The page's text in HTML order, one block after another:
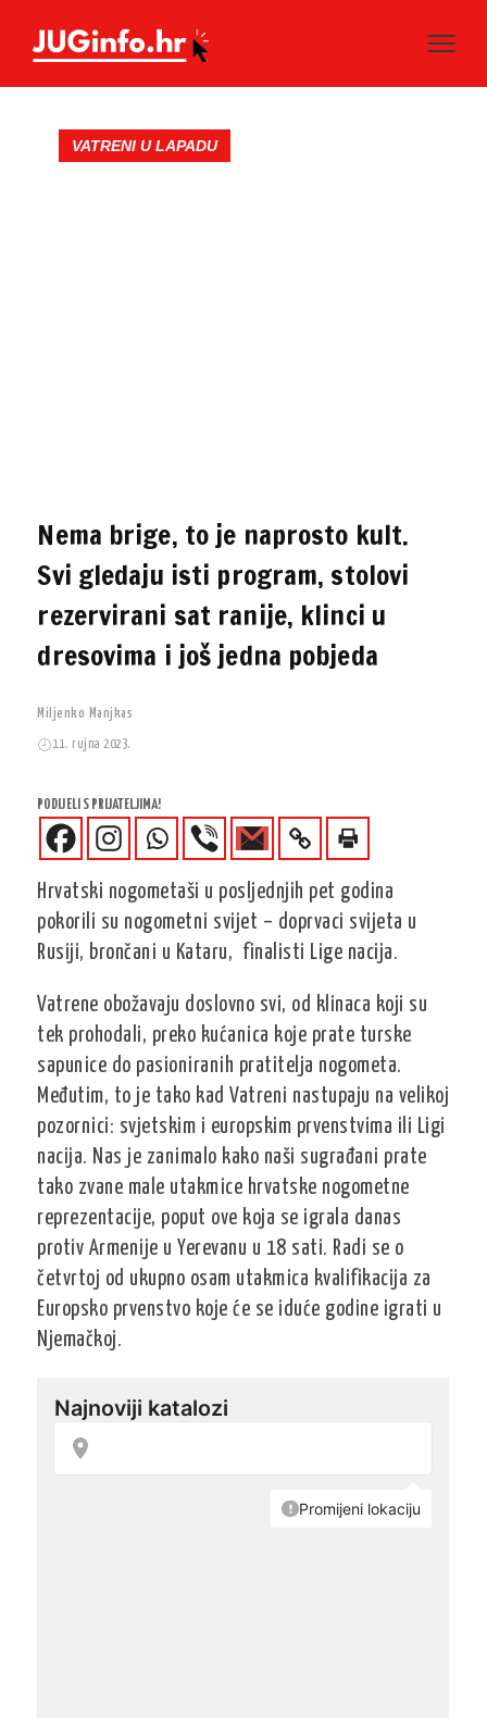
VATRENI U LAPADU
Nema brige, to je naprosto kult.
Svi gledaju isti program, stolovi
rezervirani sat ranije, klinci u
dresovima i još jedna pobjeda
Miljenko Manjkas
11. rujna 2023.
PODIJELI S PRIJATELJIMA!
Hrvatski nogometaši u posljednjih pet godina
pokorili su nogometni svijet – doprvaci svijeta u
Rusiji, brončani u Kataru, finalisti Lige nacija.
Vatrene obožavaju doslovno svi, od klinaca koji su
tek prohodali, preko kućanica koje prate turske
sapunice do pasioniranih pratitelja nogometa.
Međutim, to je tako kad Vatreni nastupaju na velikoj
pozornici: svjetskim i europskim prvenstvima ili Ligi
nacija. Nas je zanimalo kako naši sugrađani prate
tako zvane male utakmice hrvatske nogometne
reprezentacije, poput ove koja se igrala danas
protiv Armenije u Yerevanu u 18 sati. Radi se o
četvrtoj od ukupno osam utakmica kvalifikacija za
Europsko prvenstvo koje će se iduće godine igrati u
Njemačkoj.